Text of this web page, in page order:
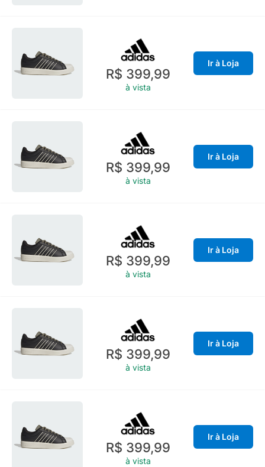
R$ 399,99
à vista
Ir à Loja
R$ 399,99
à vista
Ir à Loja
R$ 399,99
à vista
Ir à Loja
R$ 399,99
à vista
Ir à Loja
R$ 399,99
à vista
Ir à Loja